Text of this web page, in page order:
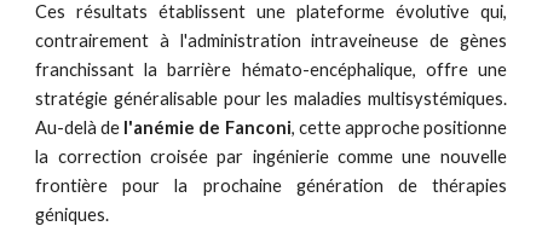
Ces résultats établissent une plateforme évolutive qui,
contrairement à l'administration intraveineuse de gènes
franchissant la barrière hémato-encéphalique, offre une
stratégie généralisable pour les maladies multisystémiques.
Au-delà de l'anémie de Fanconi, cette approche positionne
la correction croisée par ingénierie comme une nouvelle
frontière pour la prochaine génération de thérapies
géniques.